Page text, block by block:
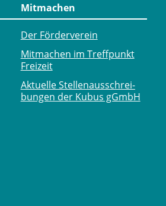
Mitmachen
Der Förderverein
Mitmachen im Treffpunkt
Freizeit
Aktuelle Stellen­ausschrei­
bungen der Kubus gGmbH